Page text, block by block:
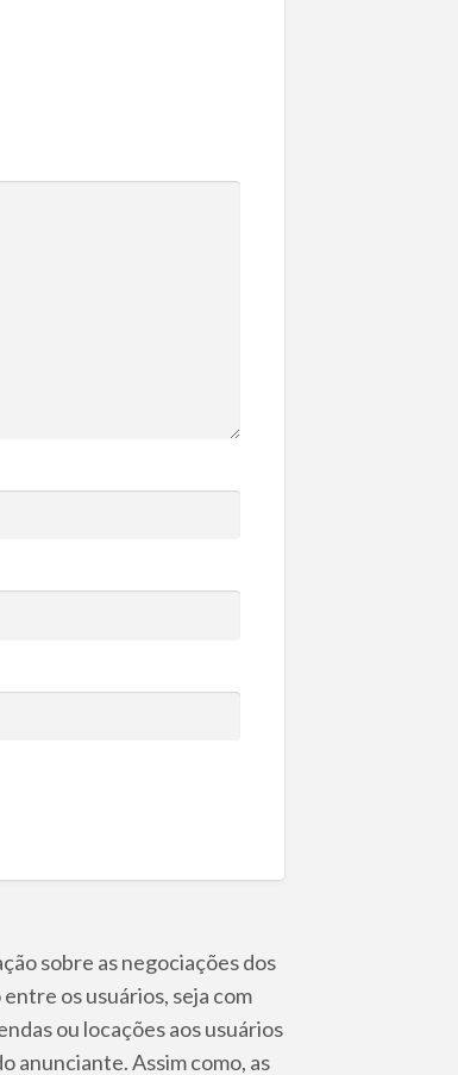
sobre as negociações dos
os usuários, seja com
ou locações aos usuários
anunciante. Assim como, as